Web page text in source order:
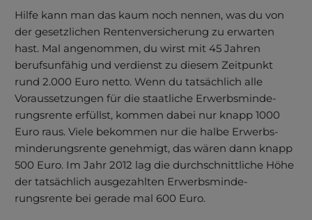
Hilfe kann man das kaum noch nennen, was du von
der gesetzlichen Renten­versi­cherung zu erwarten
hast. Mal angenommen, du wirst mit 45 Jahren
berufsunfähig und verdienst zu diesem Zeitpunkt
rund 2.000 Euro netto. Wenn du tatsächlich alle
Voraussetzungen für die staatliche Erwerbs­minde­
rungsrente erfüllst, kommen dabei nur knapp 1000
Euro raus. Viele bekommen nur die halbe Erwerbs­
minde­rungsrente genehmigt, das wären dann knapp
500 Euro. Im Jahr 2012 lag die durchschnittliche Höhe
der tatsächlich ausgezahlten Erwerbs­minde­
rungsrente bei gerade mal 600 Euro.